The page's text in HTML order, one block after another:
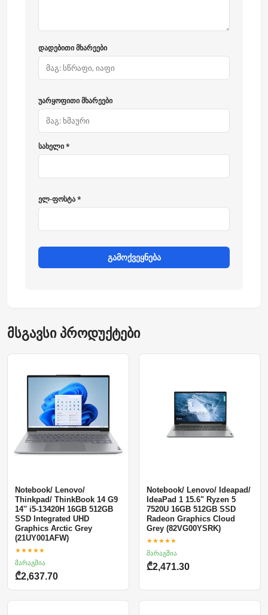
დადებითი მხარეები
უარყოფითი მხარეები
სახელი *
ელ-ფოსტა *
გამოქვეყნება
მსგავსი პროდუქტები
Notebook/ Lenovo/
Thinkpad/ ThinkBook 14 G9
14'' i5-13420H 16GB 512GB
SSD Integrated UHD
Graphics Arctic Grey
(21UY001AFW)
★★★★★
მარაგშია
₾2,637.70
Notebook/ Lenovo/ Ideapad/
IdeaPad 1 15.6" Ryzen 5
7520U 16GB 512GB SSD
Radeon Graphics Cloud
Grey (82VG00YSRK)
★★★★★
მარაგშია
₾2,471.30